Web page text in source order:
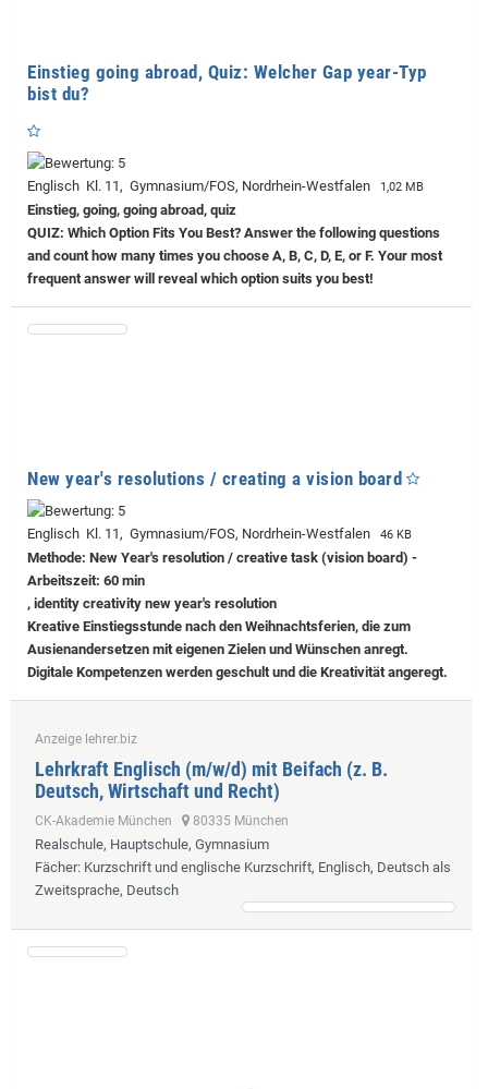
Einstieg going abroad, Quiz: Welcher Gap year-Typ
bist du?
Englisch Kl. 11, Gymnasium/FOS, Nordrhein-Westfalen 1,02 MB
Einstieg, going, going abroad, quiz
QUIZ: Which Option Fits You Best? Answer the following questions
and count how many times you choose A, B, C, D, E, or F. Your most
frequent answer will reveal which option suits you best!
New year's resolutions / creating a vision board
Englisch Kl. 11, Gymnasium/FOS, Nordrhein-Westfalen 46 KB
Methode: New Year's resolution / creative task (vision board) -
Arbeitszeit: 60 min
, identity creativity new year's resolution
Kreative Einstiegsstunde nach den Weihnachtsferien, die zum
Ausienandersetzen mit eigenen Zielen und Wünschen anregt.
Digitale Kompetenzen werden geschult und die Kreativität angeregt.
Anzeige lehrer.biz
Lehrkraft Englisch (m/w/d) mit Beifach (z. B.
Deutsch, Wirtschaft und Recht)
CK-Akademie München 80335 München
Realschule, Hauptschule, Gymnasium
Fächer: Kurzschrift und englische Kurzschrift, Englisch, Deutsch als
Zweitsprache, Deutsch